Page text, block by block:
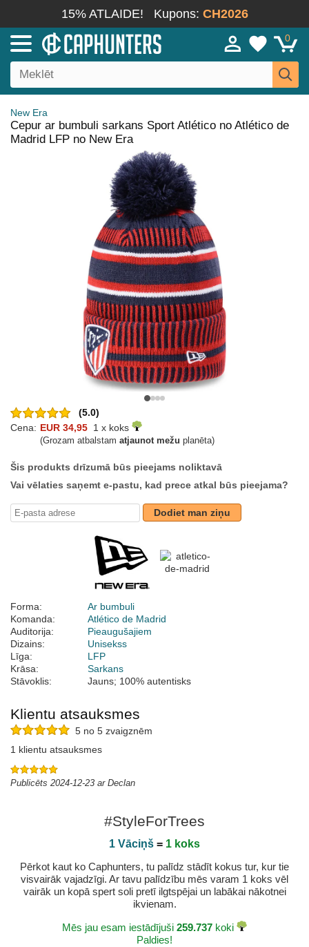
15% ATLAIDE! Kupons: CH2026
0
New Era
Cepur ar bumbuli sarkans Sport Atlético no Atlético de
Madrid LFP no New Era
(5.0)
Cena: EUR 34,95 1 x koks
(Grozam atbalstam atjaunot mežu planēta)
Šis produkts drīzumā būs pieejams noliktavā
Vai vēlaties saņemt e-pastu, kad prece atkal būs pieejama?
Dodiet man ziņu
Forma:
Ar bumbuli
Komanda:
Atlético de Madrid
Auditorija:
Pieaugušajiem
Dizains:
Unisekss
Līga:
LFP
Krāsa:
Sarkans
Stāvoklis:
Jauns; 100% autentisks
Klientu atsauksmes
5 no 5 zvaigznēm
1 klientu atsauksmes
Publicēts 2024-12-23 ar Declan
#StyleForTrees
1 Vāciņš = 1 koks
Pērkot kaut ko Caphunters, tu palīdz stādīt kokus tur, kur tie
visvairāk vajadzīgi. Ar tavu palīdzību mēs varam 1 koks vēl
vairāk un kopā spert soli pretī ilgtspējai un labākai nākotnei
ikvienam.
Mēs jau esam iestādījuši 259.737 koki
Paldies!